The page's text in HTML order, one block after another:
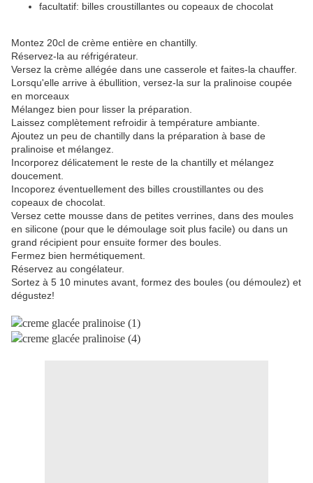
facultatif: billes croustillantes ou copeaux de chocolat
Montez 20cl de crème entière en chantilly.
Réservez-la au réfrigérateur.
Versez la crème allégée dans une casserole et faites-la chauffer.
Lorsqu'elle arrive à ébullition, versez-la sur la pralinoise coupée
en morceaux
Mélangez bien pour lisser la préparation.
Laissez complètement refroidir à température ambiante.
Ajoutez un peu de chantilly dans la préparation à base de
pralinoise et mélangez.
Incorporez délicatement le reste de la chantilly et mélangez
doucement.
Incoporez éventuellement des billes croustillantes ou des
copeaux de chocolat.
Versez cette mousse dans de petites verrines, dans des moules
en silicone (pour que le démoulage soit plus facile) ou dans un
grand récipient pour ensuite former des boules.
Fermez bien hermétiquement.
Réservez au congélateur.
Sortez à 5 10 minutes avant, formez des boules (ou démoulez) et
dégustez!